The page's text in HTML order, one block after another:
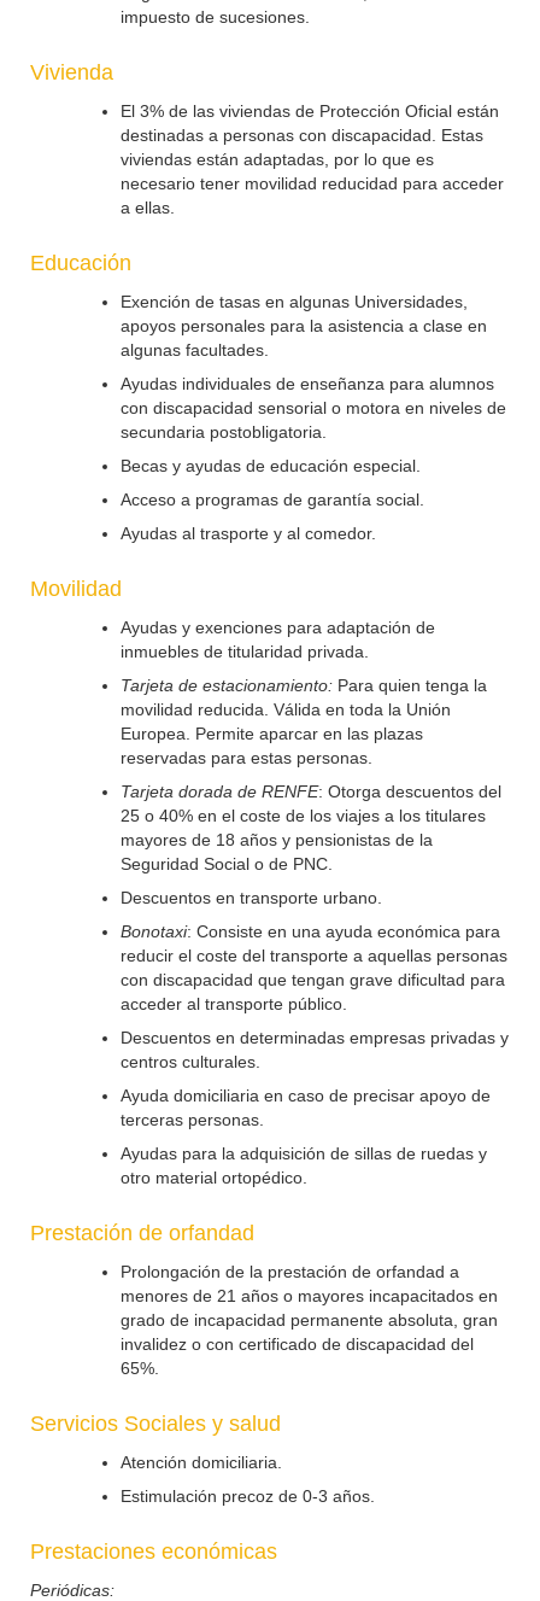
impuesto de sucesiones.
Vivienda
El 3% de las viviendas de Protección Oficial están
destinadas a personas con discapacidad. Estas
viviendas están adaptadas, por lo que es
necesario tener movilidad reducidad para acceder
a ellas.
Educación
Exención de tasas en algunas Universidades,
apoyos personales para la asistencia a clase en
algunas facultades.
Ayudas individuales de enseñanza para alumnos
con discapacidad sensorial o motora en niveles de
secundaria postobligatoria.
Becas y ayudas de educación especial.
Acceso a programas de garantía social.
Ayudas al trasporte y al comedor.
Movilidad
Ayudas y exenciones para adaptación de
inmuebles de titularidad privada.
Tarjeta de estacionamiento: Para quien tenga la
movilidad reducida. Válida en toda la Unión
Europea. Permite aparcar en las plazas
reservadas para estas personas.
Tarjeta dorada de RENFE: Otorga descuentos del
25 o 40% en el coste de los viajes a los titulares
mayores de 18 años y pensionistas de la
Seguridad Social o de PNC.
Descuentos en transporte urbano.
Bonotaxi: Consiste en una ayuda económica para
reducir el coste del transporte a aquellas personas
con discapacidad que tengan grave dificultad para
acceder al transporte público.
Descuentos en determinadas empresas privadas y
centros culturales.
Ayuda domiciliaria en caso de precisar apoyo de
terceras personas.
Ayudas para la adquisición de sillas de ruedas y
otro material ortopédico.
Prestación de orfandad
Prolongación de la prestación de orfandad a
menores de 21 años o mayores incapacitados en
grado de incapacidad permanente absoluta, gran
invalidez o con certificado de discapacidad del
65%.
Servicios Sociales y salud
Atención domiciliaria.
Estimulación precoz de 0-3 años.
Prestaciones económicas
Periódicas: